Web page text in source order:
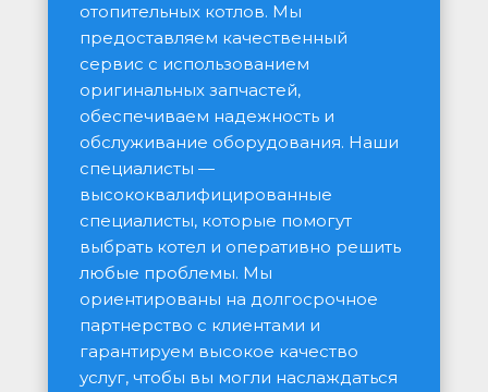
отопительных котлов. Мы
предоставляем качественный
сервис с использованием
оригинальных запчастей,
обеспечиваем надежность и
обслуживание оборудования. Наши
специалисты —
высококвалифицированные
специалисты, которые помогут
выбрать котел и оперативно решить
любые проблемы. Мы
ориентированы на долгосрочное
партнерство с клиентами и
гарантируем высокое качество
услуг, чтобы вы могли наслаждаться